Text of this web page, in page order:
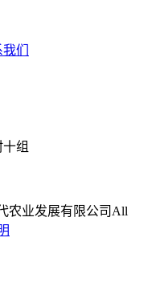
们
组
农业发展有限公司All